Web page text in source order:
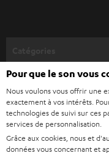
u
s
à
l
a
HOME CINEMA
SYSTEMES COMPLETS
BARRES DE SON
SUPPORT
CARRIÈRE
Boutiques en ligne
ALLEMAGNE
Pour que le son vous
Nous voulons vous offrir une
exactement à vos intérêts.
technologies de suivi sur ces
services de personnalisation.
Grâce aux cookies, nous et
données vous concernant et